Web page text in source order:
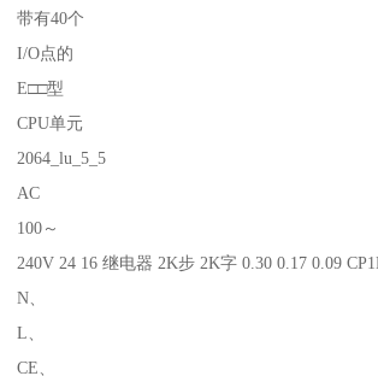
带有40个
I/O点的
E□□型
CPU单元
2064_lu_5_5
AC
100～
240V 24 16 继电器 2K步 2K字 0.30 0.17 0.09
N、
L、
CE、